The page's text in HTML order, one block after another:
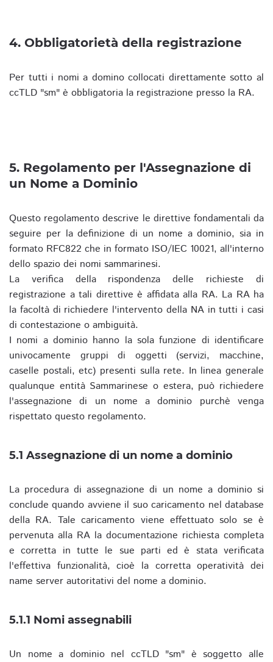
4. Obbligatorietà della registrazione
Per tutti i nomi a domino collocati direttamente sotto al
ccTLD "sm" è obbligatoria la registrazione presso la RA.
5. Regolamento per l'Assegnazione di
un Nome a Dominio
Questo regolamento descrive le direttive fondamentali da
seguire per la definizione di un nome a dominio, sia in
formato RFC822 che in formato ISO/IEC 10021, all'interno
dello spazio dei nomi sammarinesi.
La verifica della rispondenza delle richieste di
registrazione a tali direttive è affidata alla RA. La RA ha
la facoltà di richiedere l'intervento della NA in tutti i casi
di contestazione o ambiguità.
I nomi a dominio hanno la sola funzione di identificare
univocamente gruppi di oggetti (servizi, macchine,
caselle postali, etc) presenti sulla rete. In linea generale
qualunque entità Sammarinese o estera, può richiedere
l'assegnazione di un nome a dominio purchè venga
rispettato questo regolamento.
5.1 Assegnazione di un nome a dominio
La procedura di assegnazione di un nome a dominio si
conclude quando avviene il suo caricamento nel database
della RA. Tale caricamento viene effettuato solo se è
pervenuta alla RA la documentazione richiesta completa
e corretta in tutte le sue parti ed è stata verificata
l'effettiva funzionalità, cioè la corretta operatività dei
name server autoritativi del nome a dominio.
5.1.1 Nomi assegnabili
Un nome a dominio nel ccTLD "sm" è soggetto alle